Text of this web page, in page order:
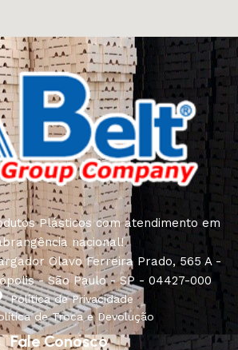
Plásticos com atendimento em
nacional!
Olavo Ferreira Prado, 565 A -
- São Paulo - SP - 04427-000
Política de Privacidade
de Troca e Devolução
Fale Conosco